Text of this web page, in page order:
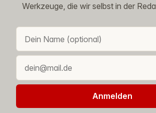
Werkzeuge, die wir selbst in der
Anmelden